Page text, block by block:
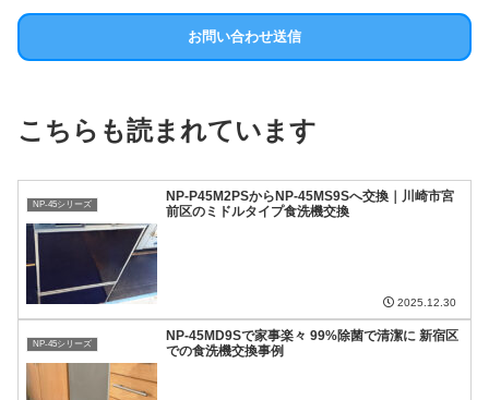
こちらも読まれています
NP-45シリーズ
NP-P45M2PSからNP-45MS9Sへ交換｜川崎市宮
前区のミドルタイプ食洗機交換
2025.12.30
NP-45シリーズ
NP-45MD9Sで家事楽々 99%除菌で清潔に 新宿区
での食洗機交換事例